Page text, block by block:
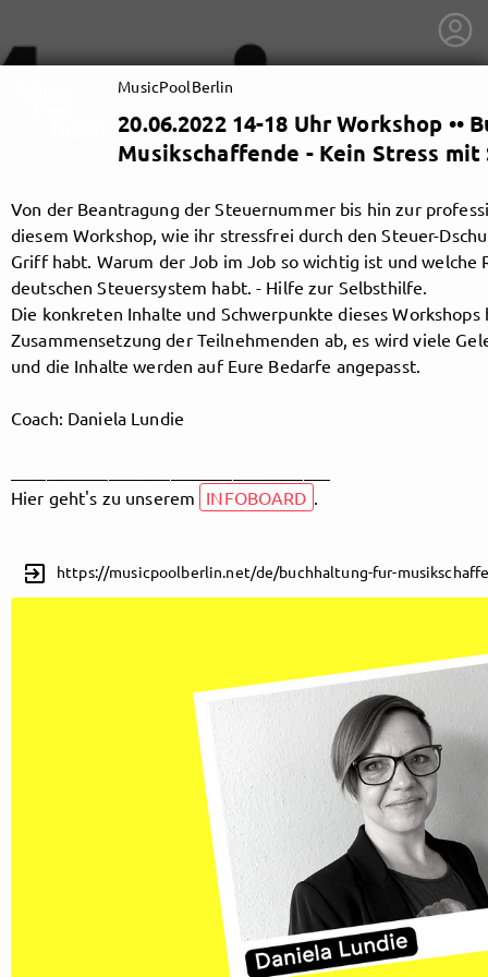
getnext to MusicPoolBerlin
Follow MusicPoolBerlin here!
MusicPoolBerlin
20.06.2022 14-18 Uhr Workshop
Musikschaffende - Kein Stress
Von der Beantragung der Steuernummer bis hin zur
diesem Workshop, wie ihr stressfrei durch den Steuer-
Griff habt. Warum der Job im Job so wichtig ist und welche
deutschen Steuersystem habt. - Hilfe zur Selbsthilfe.
Die konkreten Inhalte und Schwerpunkte dieses Workshops
Zusammensetzung der Teilnehmenden ab, es wird viele
und die Inhalte werden auf Eure Bedarfe angepasst.
Coach: Daniela Lundie
Hier geht's zu unserem INFOBOARD .
exit_to_app https://musicpoolberlin.net/de/buchhaltung-fur-
Follow
MusicPoolBerlin, and
immediately
get access to all exclusive posts.